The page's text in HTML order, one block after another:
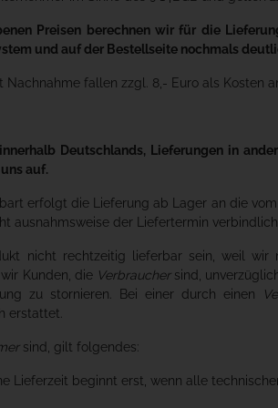
Preisen berechnen wir für die
und auf der Bestellseite nochmals
Nachnahme fallen zzgl. 8,- Euro als Kosten
Deutschlands, Lieferungen in
auf.
erfolgt die Lieferung ab Lager an die
ausnahmsweise der Liefertermin
nicht rechtzeitig lieferbar sein, weil
Kunden, die Verbrauchersind,
zu stornieren. Bei einer durch einen
erstattet.
sind, gilt folgendes:
Lieferzeit beginnt erst, wenn alle